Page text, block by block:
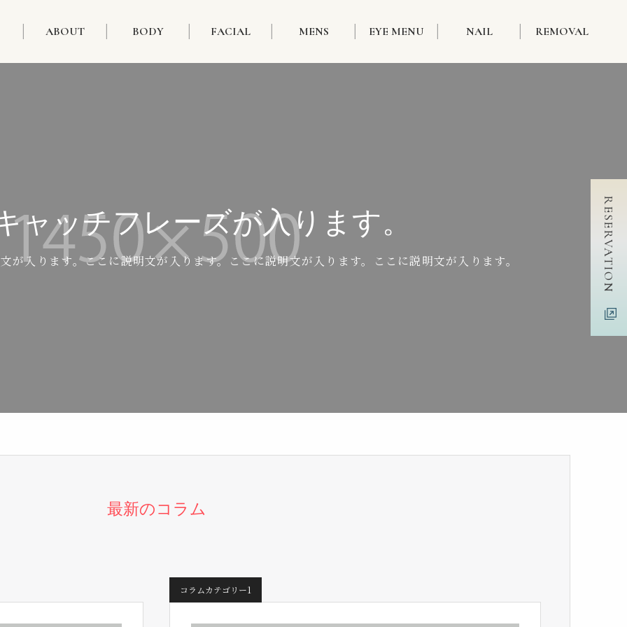
ABOUT BODY FACIAL MENS EYE MENU NAIL REMOVAL
ャッチフレーズが入ります。
が入ります。ここに説明文が入ります。ここに説明文が入ります。ここに説明文が入ります。
最新のコラム
コラムカテゴリー1
RESERVATION